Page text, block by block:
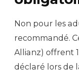
Non pour les
recommandé.
Allianz) offrent
déclaré lors de